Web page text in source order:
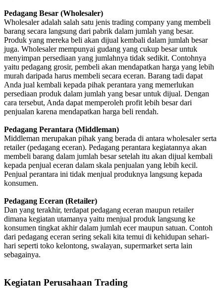
Pedagang Besar (Wholesaler)
Wholesaler adalah salah satu jenis trading company yang membeli
barang secara langsung dari pabrik dalam jumlah yang besar.
Produk yang mereka beli akan dijual kembali dalam jumlah besar
juga. Wholesaler mempunyai gudang yang cukup besar untuk
menyimpan persediaan yang jumlahnya tidak sedikit. Contohnya
yaitu pedagang grosir, pembeli akan mendapatkan harga yang lebih
murah daripada harus membeli secara eceran. Barang tadi dapat
Anda jual kembali kepada pihak perantara yang memerlukan
persediaan produk dalam jumlah yang besar untuk dijual. Dengan
cara tersebut, Anda dapat memperoleh profit lebih besar dari
penjualan karena mendapatkan harga beli rendah.
Pedagang Perantara (Middleman)
Middleman merupakan pihak yang berada di antara wholesaler serta
retailer (pedagang eceran). Pedagang perantara kegiatannya akan
membeli barang dalam jumlah besar setelah itu akan dijual kembali
kepada penjual eceran dalam skala penjualan yang lebih kecil.
Penjual perantara ini tidak menjual produknya langsung kepada
konsumen.
Pedagang Eceran (Retailer)
Dan yang terakhir, terdapat pedagang eceran maupun retailer
dimana kegiatan utamanya yaitu menjual produk langsung ke
konsumen tingkat akhir dalam jumlah ecer maupun satuan. Contoh
dari pedagang eceran sering sekali kita temui di kehidupan sehari-
hari seperti toko kelontong, swalayan, supermarket serta lain
sebagainya.
Kegiatan Perusahaan Trading